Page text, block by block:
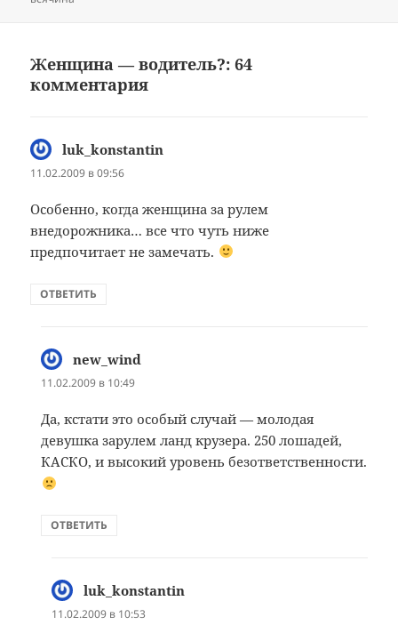
Женщина — водитель?: 64
комментария
luk_konstantin
11.02.2009 в 09:56
Особенно, когда женщина за рулем
внедорожника… все что чуть ниже
предпочитает не замечать.
ОТВЕТИТЬ
new_wind
11.02.2009 в 10:49
Да, кстати это особый случай — молодая
девушка зарулем ланд крузера. 250 лошадей,
КАСКО, и высокий уровень безответственности.
ОТВЕТИТЬ
luk_konstantin
11.02.2009 в 10:53